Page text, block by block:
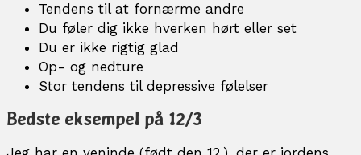
Tendens til at fornærme andre
Du føler dig ikke hverken hørt eller set
Du er ikke rigtig glad
Op- og nedture
Stor tendens til depressive følelser
Bedste eksempel på 12/3